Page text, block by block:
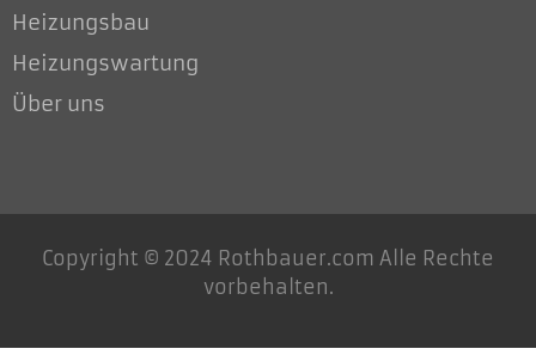
Heizungsbau
Heizungswartung
Über uns
Copyright © 2024 Rothbauer.com Alle Rechte
vorbehalten.